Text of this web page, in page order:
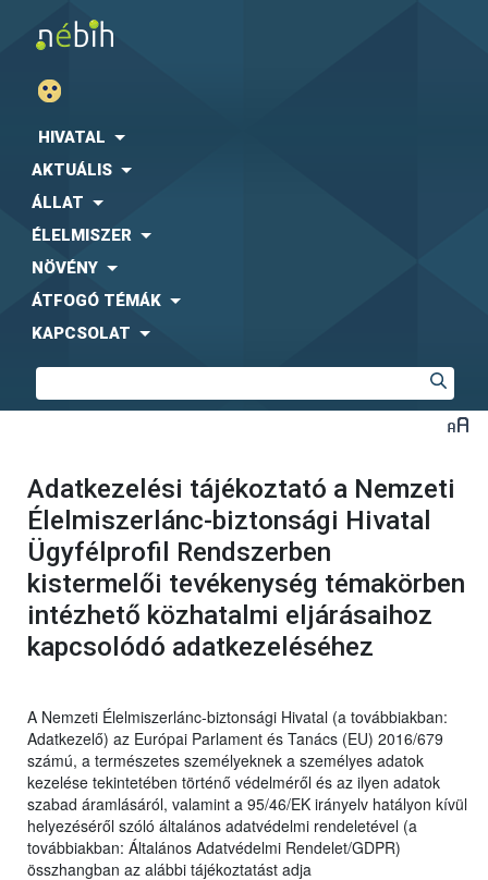
HIVATAL
AKTUÁLIS
ÁLLAT
ÉLELMISZER
NÖVÉNY
ÁTFOGÓ TÉMÁK
KAPCSOLAT
Adatkezelési tájékoztató a Nemzeti
Élelmiszerlánc-biztonsági Hivatal
Ügyfélprofil Rendszerben
kistermelői tevékenység témakörben
intézhető közhatalmi eljárásaihoz
kapcsolódó adatkezeléséhez
A Nemzeti Élelmiszerlánc-biztonsági Hivatal (a továbbiakban:
Adatkezelő) az Európai Parlament és Tanács (EU) 2016/679
számú, a természetes személyeknek a személyes adatok
kezelése tekintetében történő védelméről és az ilyen adatok
szabad áramlásáról, valamint a 95/46/EK irányelv hatályon kívül
helyezéséről szóló általános adatvédelmi rendeletével (a
továbbiakban: Általános Adatvédelmi Rendelet/GDPR)
összhangban az alábbi tájékoztatást adja